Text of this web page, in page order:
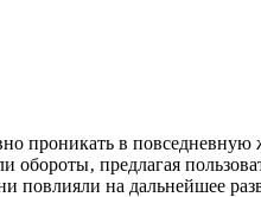
проникать в
предлагая
повлияли на дальнейшее